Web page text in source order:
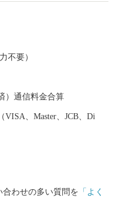
などの地域資源を活かし
下有数の食の宝庫でもあ
な島原産のブランド野菜
海の新鮮な天然モノの魚
ノの魚介類。さらには、
不要）
）通信料金合算
VISA、Master、JCB、Di
わせの多い質問を 「よく